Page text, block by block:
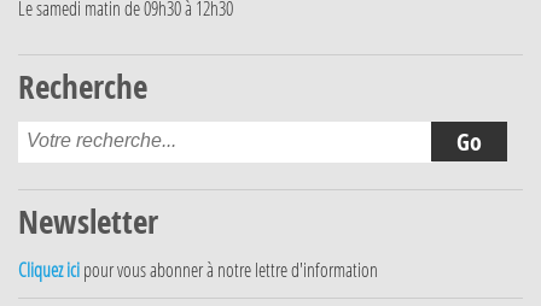
Le samedi matin de 09h30 à 12h30
Recherche
Newsletter
Cliquez ici pour vous abonner à notre lettre d'information